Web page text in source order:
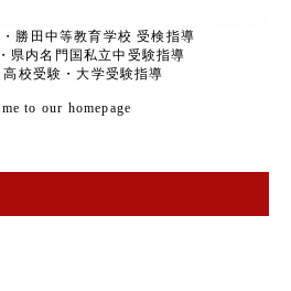
勝田中等教育学校 受検指導
県内名門国私立中受験指導
校受験・大学受験指導
to our homepage